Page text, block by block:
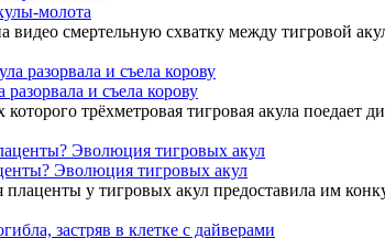
молота
видео смертельную схватку между тигровой
и съела корову
трёхметровая тигровая акула поедает
Эволюция тигровых акул
у тигровых акул предоставила им